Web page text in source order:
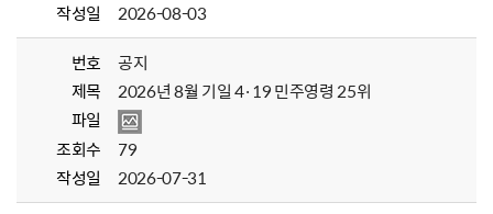
작성일
2026-08-03
번호
공지
제목
2026년 8월 기일 4·19 민주영령 25위
파일
조회수
79
작성일
2026-07-31